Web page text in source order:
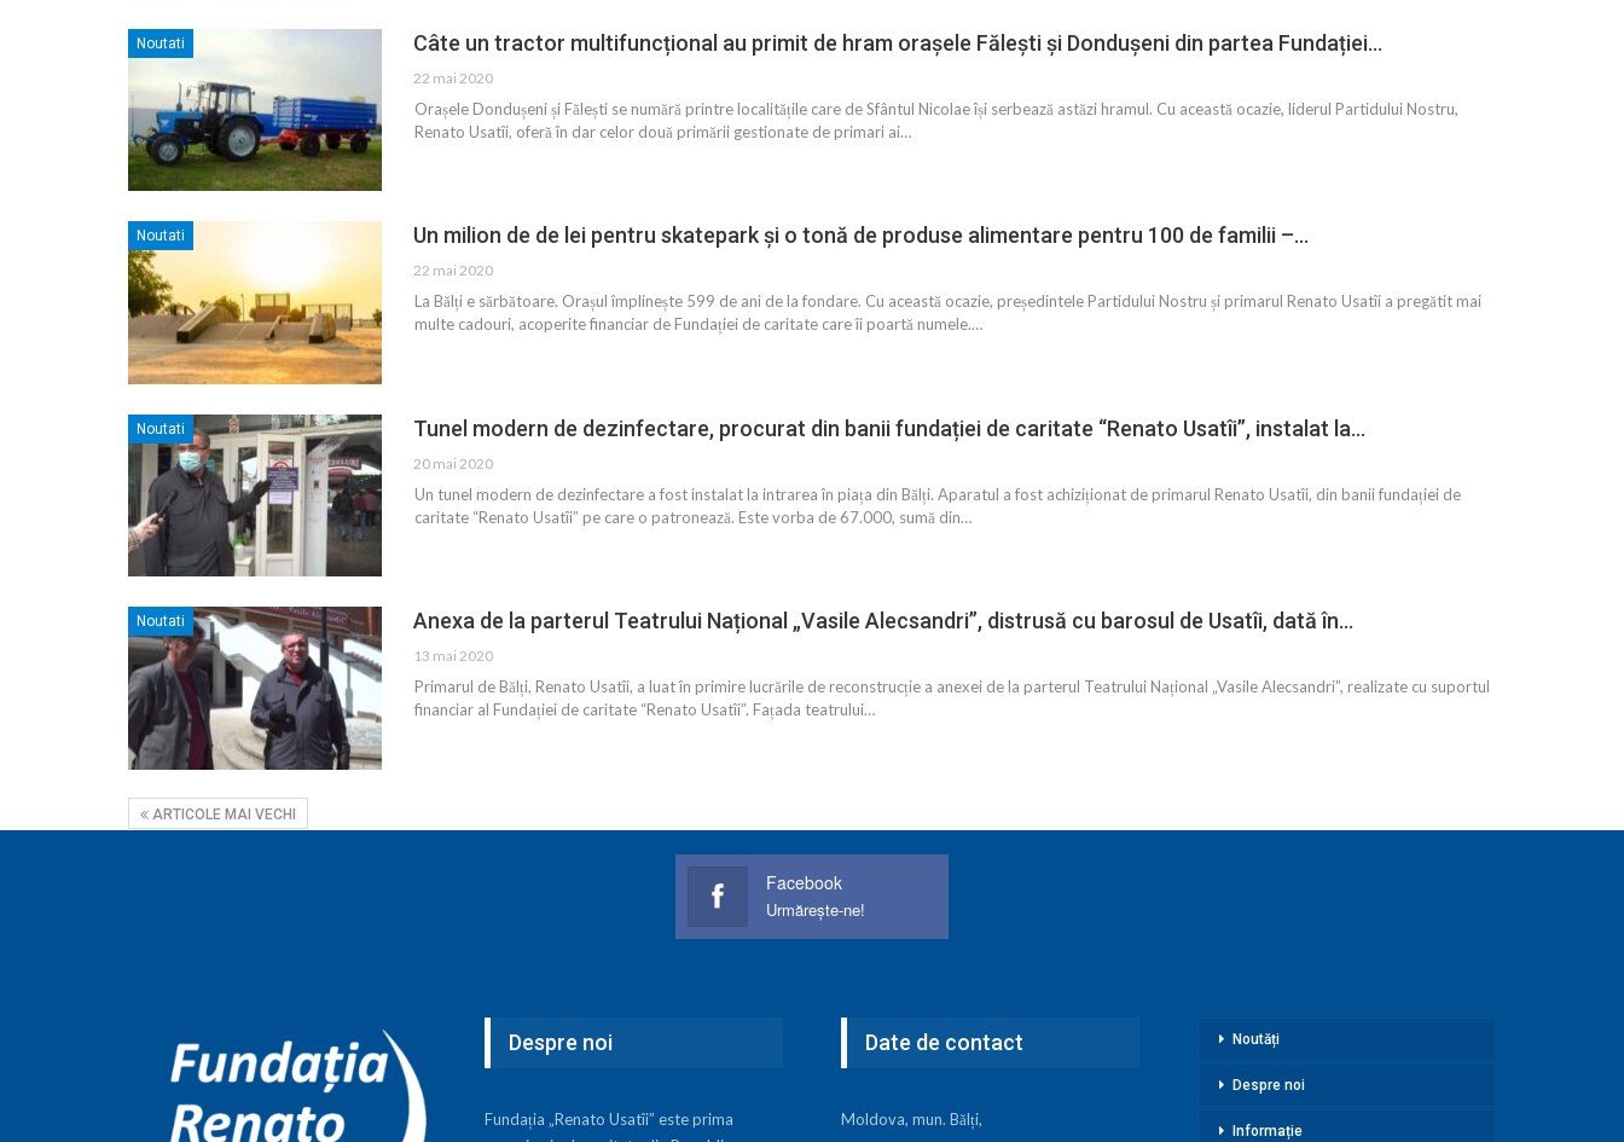
Noutati Câte un tractor multifuncțional au primit de hram orașele Fălești și Dondușeni din partea Fundației…
22 mai 2020
Orașele Dondușeni și Fălești se numără printre localitățile care de Sfântul Nicolae își serbează astăzi hramul. Cu această ocazie, liderul Partidului Nostru,
Renato Usatîi, oferă în dar celor două primării gestionate de primari ai…
Noutati Un milion de de lei pentru skatepark și o tonă de produse alimentare pentru 100 de familii –…
22 mai 2020
La Bălți e sărbătoare. Orașul împlinește 599 de ani de la fondare. Cu această ocazie, președintele Partidului Nostru și primarul Renato Usatîi a pregătit mai
multe cadouri, acoperite financiar de Fundației de caritate care îi poartă numele.…
Noutati Tunel modern de dezinfectare, procurat din banii fundației de caritate “Renato Usatîi”, instalat la…
20 mai 2020
Un tunel modern de dezinfectare a fost instalat la intrarea în piața din Bălți. Aparatul a fost achiziționat de primarul Renato Usatîi, din banii fundației de
caritate “Renato Usatîi” pe care o patronează. Este vorba de 67.000, sumă din…
Noutati Anexa de la parterul Teatrului Național „Vasile Alecsandri”, distrusă cu barosul de Usatîi, dată în…
13 mai 2020
Primarul de Bălți, Renato Usatîi, a luat în primire lucrările de reconstrucție a anexei de la parterul Teatrului Național „Vasile Alecsandri”, realizate cu suportul
financiar al Fundației de caritate “Renato Usatîi”. Fațada teatrului…
ARTICOLE MAI VECHI
Facebook
Urmărește-ne!
Despre noi
Fundația „Renato Usatîi” este prima
Date de contact
Moldova, mun. Bălți,
Noutăți
Despre noi
Informație